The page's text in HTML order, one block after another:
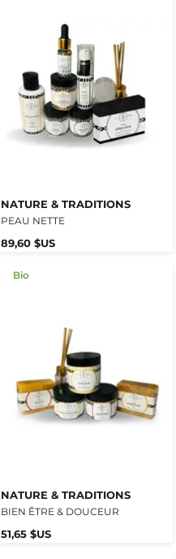
NATURE & TRADITIONS
PEAU NETTE
89,60 $US
Bio
NATURE & TRADITIONS
BIEN ÊTRE & DOUCEUR
51,65 $US